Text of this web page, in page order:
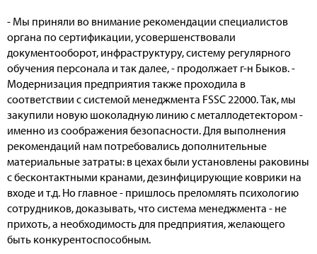
- Мы приняли во внимание рекомендации специалистов
органа по сертификации, усовершенствовали
документооборот, инфраструктуру, систему регулярного
обучения персонала и так далее, - продолжает г-н Быков. -
Модернизация предприятия также проходила в
соответствии с системой менеджмента FSSC 22000. Так, мы
закупили новую шоколадную линию с металлодетектором -
именно из соображения безопасности. Для выполнения
рекомендаций нам потребовались дополнительные
материальные затраты: в цехах были установлены раковины
с бесконтактными кранами, дезинфицирующие коврики на
входе и т.д. Но главное - пришлось преломлять психологию
сотрудников, доказывать, что система менеджмента - не
прихоть, а необходимость для предприятия, желающего
быть конкурентоспособным.